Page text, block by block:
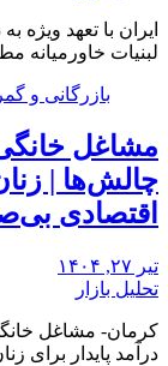
ایران با تعهد ویژه
لبنیات
بازرگانی و
مشاغل
چالش‌ها |
اقتصادی
تیر ۲۷, ۱۴۰۴
تحلیل بازار
کرمان- مشاغل
درآمد پایدار برای